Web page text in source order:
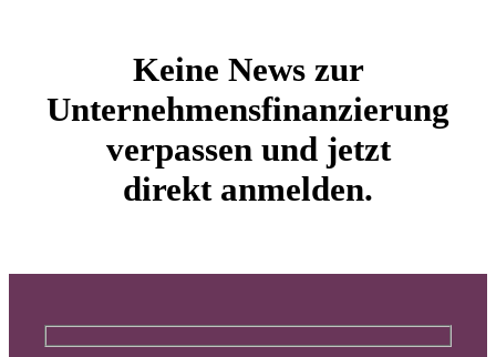
Keine News zur
Unternehmensfinanzierung
verpassen und jetzt
direkt anmelden.